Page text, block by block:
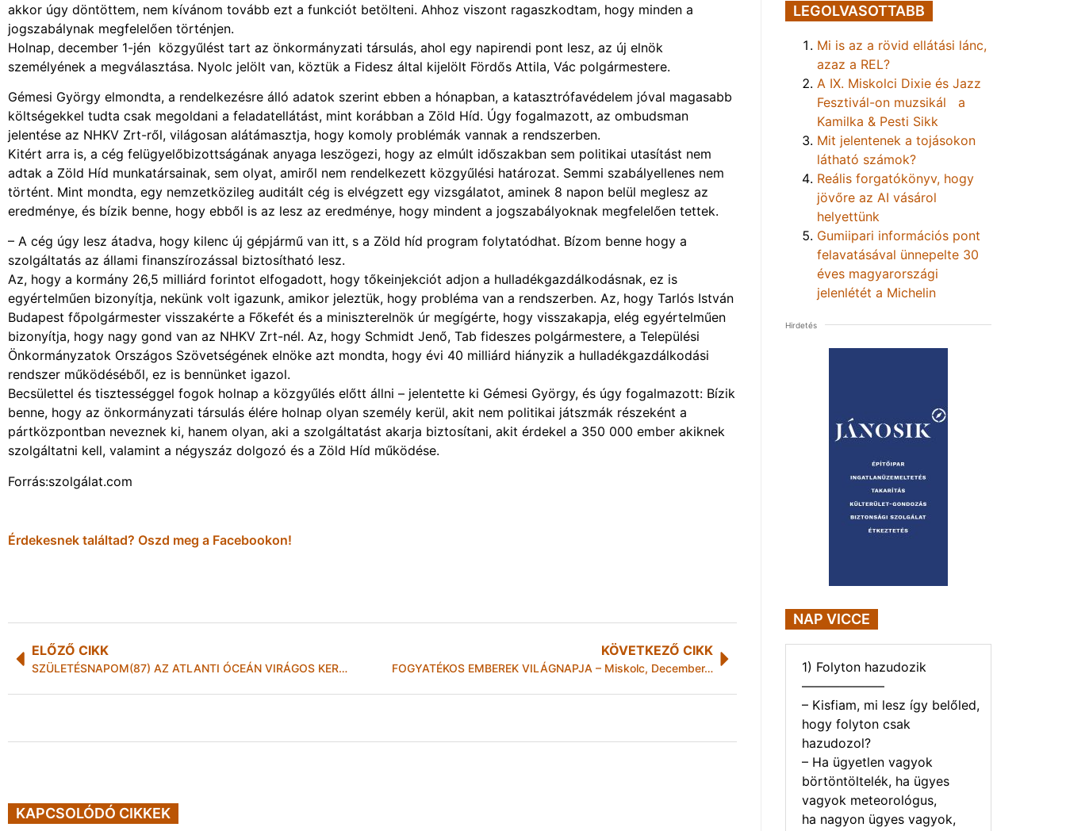
akkor úgy döntöttem, nem kívánom tovább ezt a funkciót betölteni. Ahhoz viszont ragaszkodtam, hogy minden a
jogszabálynak megfelelően történjen.
Holnap, december 1-jén közgyűlést tart az önkormányzati társulás, ahol egy napirendi pont lesz, az új elnök
személyének a megválasztása. Nyolc jelölt van, köztük a Fidesz által kijelölt Fördős Attila, Vác polgármestere.
Gémesi György elmondta, a rendelkezésre álló adatok szerint ebben a hónapban, a katasztrófavédelem jóval magasabb
költségekkel tudta csak megoldani a feladatellátást, mint korábban a Zöld Híd. Úgy fogalmazott, az ombudsman
jelentése az NHKV Zrt-ről, világosan alátámasztja, hogy komoly problémák vannak a rendszerben.
Kitért arra is, a cég felügyelőbizottságának anyaga leszögezi, hogy az elmúlt időszakban sem politikai utasítást nem
adtak a Zöld Híd munkatársainak, sem olyat, amiről nem rendelkezett közgyűlési határozat. Semmi szabályellenes nem
történt. Mint mondta, egy nemzetközileg auditált cég is elvégzett egy vizsgálatot, aminek 8 napon belül meglesz az
eredménye, és bízik benne, hogy ebből is az lesz az eredménye, hogy mindent a jogszabályoknak megfelelően tettek.
– A cég úgy lesz átadva, hogy kilenc új gépjármű van itt, s a Zöld híd program folytatódhat. Bízom benne hogy a
szolgáltatás az állami finanszírozással biztosítható lesz.
Az, hogy a kormány 26,5 milliárd forintot elfogadott, hogy tőkeinjekciót adjon a hulladékgazdálkodásnak, ez is
egyértelműen bizonyítja, nekünk volt igazunk, amikor jeleztük, hogy probléma van a rendszerben. Az, hogy Tarlós István
Budapest főpolgármester visszakérte a Főkefét és a miniszterelnök úr megígérte, hogy visszakapja, elég egyértelműen
bizonyítja, hogy nagy gond van az NHKV Zrt-nél. Az, hogy Schmidt Jenő, Tab fideszes polgármestere, a Települési
Önkormányzatok Országos Szövetségének elnöke azt mondta, hogy évi 40 milliárd hiányzik a hulladékgazdálkodási
rendszer működéséből, ez is bennünket igazol.
Becsülettel és tisztességgel fogok holnap a közgyűlés előtt állni – jelentette ki Gémesi György, és úgy fogalmazott: Bízik
benne, hogy az önkormányzati társulás élére holnap olyan személy kerül, akit nem politikai játszmák részeként a
pártközpontban neveznek ki, hanem olyan, aki a szolgáltatást akarja biztosítani, akit érdekel a 350 000 ember akiknek
szolgáltatni kell, valamint a négyszáz dolgozó és a Zöld Híd működése.
Forrás:szolgálat.com
Érdekesnek találtad? Oszd meg a Facebookon!
ELŐZŐ CIKK
SZÜLETÉSNAPOM(87) AZ ATLANTI ÓCEÁN VIRÁGOS KERTJÉBEN
KÖVETKEZŐ CIKK
FOGYATÉKOS EMBEREK VILÁGNAPJA – Miskolc, December. 3
KAPCSOLÓDÓ CIKKEK
LEGOLVASOTTABB
Mi is az a rövid ellátási lánc,
azaz a REL?
A IX. Miskolci Dixie és Jazz
Fesztivál-on muzsikál a
Kamilka & Pesti Sikk
Mit jelentenek a tojásokon
látható számok?
Reális forgatókönyv, hogy
jövőre az AI vásárol
helyettünk
Gumiipari információs pont
felavatásával ünnepelte 30
éves magyarországi
jelenlétét a Michelin
Hirdetés
NAP VICCE
1) Folyton hazudozik
——————–
– Kisfiam, mi lesz így belőled,
hogy folyton csak
hazudozol?
– Ha ügyetlen vagyok
börtöntöltelék, ha ügyes
vagyok meteorológus,
ha nagyon ügyes vagyok,